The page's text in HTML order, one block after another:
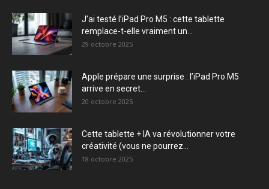
J’ai testé l’iPad Pro M5 : cette tablette
remplace-t-elle vraiment un...
29 octobre 2025
Apple prépare une surprise : l’iPad Pro M5
arrive en secret...
20 octobre 2025
Cette tablette + IA va révolutionner votre
créativité (vous ne pourrez...
18 octobre 2025